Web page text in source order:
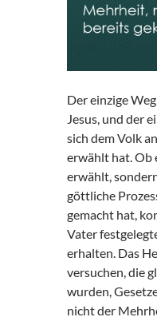
Der einzige
Jesus, und der
sich dem Volk
erwählt hat. Ob
erwählt,
göttliche
gemacht hat,
Vater
erhalten. Das
versuchen, die
wurden,
nicht der